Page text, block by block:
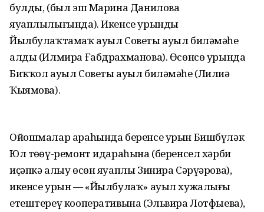
булды, (был эш Марина Данилова
яуаплылығында). Икенсе урынды
Йылбулаҡтамаҡ ауыл Советы ауыл биләмәһе
алды (Илмира Ғабдрахманова). Өсөнсө урында
Биҡҡол ауыл Советы ауыл биләмәһе (Лилиә
Ҡыямова).
Ойошмалар араһында беренсе урын Бишбүләк
Юл төҙөү-ремонт идараһына (беренсел хәрби
иҫәпкә алыу өсөн яуаплы Зинира Сәрүәрова),
икенсе урын — «Йылбулаҡ» ауыл хужалығы
етештереү кооперативына (Эльвира Лотфыева),